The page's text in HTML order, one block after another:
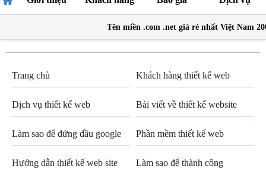
Tên miền .com .net giá rẻ nhất Việt Nam
Trang chủ Khách hàng thiết kế web
Dịch vụ thiết kế web Bài viết về thiết kế website
Làm sao để đứng đầu google Phần mềm thiết kế web
Hướng dẫn thiết kế web site Làm sao để thành công